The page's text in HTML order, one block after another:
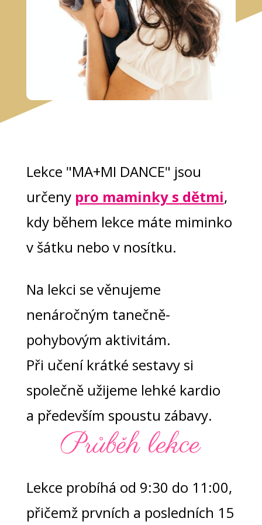
Lekce "MA+MI DANCE" jsou
určeny pro maminky s dětmi,
kdy během lekce máte miminko
v šátku nebo v nosítku.
Na lekci se věnujeme
nenáročným tanečně-
pohybovým aktivitám.
Při učení krátké sestavy si
společně užijeme lehké kardio
a především spoustu zábavy.
Průběh lekce
Lekce probíhá od 9:30 do 11:00,
přičemž prvních a posledních 15